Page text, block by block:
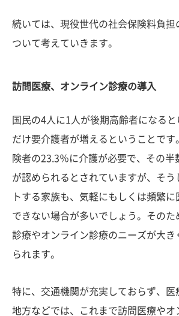
続いては、現役世代の社会保険料負担
ついて考えていきます。
訪問医療、オンライン診療の導入
国民の4人に1人が後期高齢者になる
だけ要介護者が増えるということです
険者の23.3％に介護が必要で、その半
が認められるとされていますが、そう
トする家族も、気軽にもしくは頻繁
できない場合が多いでしょう。そのた
診療やオンライン診療のニーズが大き
られます。
特に、交通機関が充実しておらず、医
地方などでは、これまで訪問医療やオ